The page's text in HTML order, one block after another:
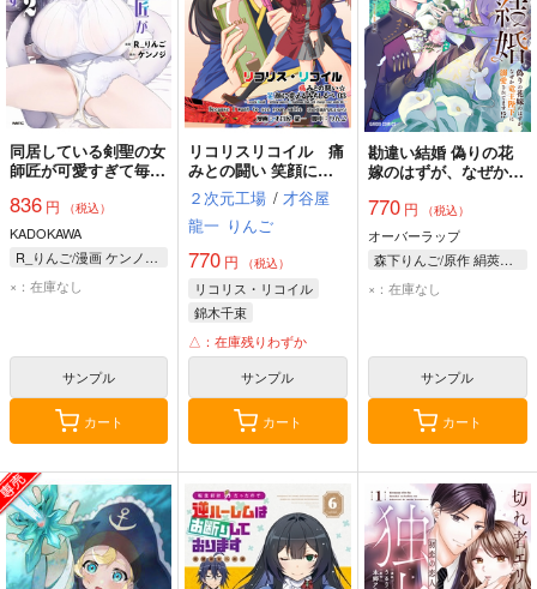
同居している剣聖の女
師匠が可愛すぎて毎日
836 円 （税込）
KADOKAWA
R_りんご/漫画 ケンノジ/原作
×：在庫なし
サンプル
カート
リコリスリコイル 痛
みとの闘い 笑顔に変
えるみちしるべ３
Because I want to
see your smile（君の
２次元工場 / 才谷屋
龍一 りんご
770 円 （税込）
リコリス・リコイル
錦木千束
井ノ上たきな
中原ミズキ
△：在庫残りわずか
サンプル
カート
勘違い結婚 偽りの花
嫁のはずが、なぜか竜
す!? 2
770円 （税込）
オーバーラップ
森下りんご/原作 絹莢にえり/漫画 m g/キャラクター原案
×：在庫なし
サンプル
カート